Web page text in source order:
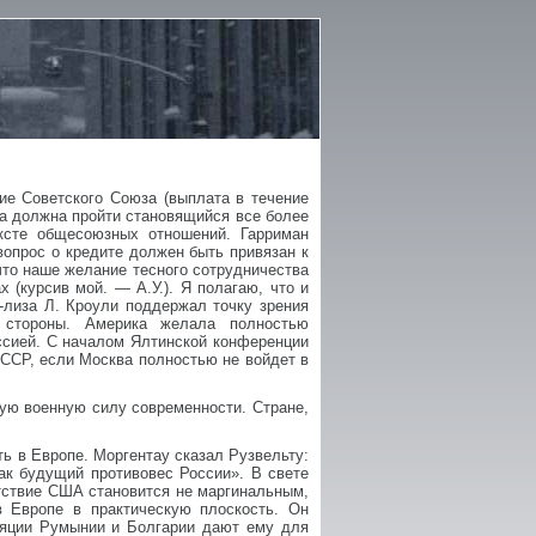
Советского Союза (выплата в течение
должна пройти становящийся все более
общесоюзных отношений. Гарриман
о кредите должен быть привязан к
наше желание тесного сотрудничества
(курсив мой. — А.У.). Я полагаю, что и
Л. Кроули поддержал точку зрения
Америка желала полностью
С началом Ялтинской конференции
если Москва полностью не войдет в
военную силу современности. Стране,
в Европе. Моргентау сказал Рузвельту:
будущий противовес России». В свете
США становится не маргинальным,
в практическую плоскость. Он
Румынии и Болгарии дают ему для